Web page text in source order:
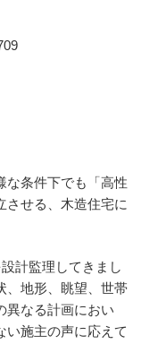
な条件下でも「高性
させる、木造住宅に
計監理してきまし
、地形、眺望、世帯
異なる計画におい
い施主の声に応えて